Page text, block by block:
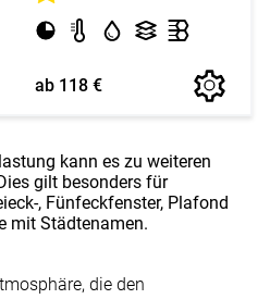
ab 118 €
kann es zu weiteren
gilt besonders für
, Fünfeckfenster, Plafond
mit Städtenamen.
die den